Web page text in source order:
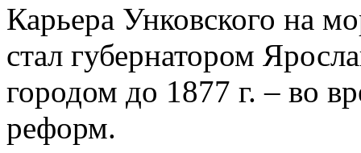
Карьера Унковского на
стал губернатором
городом до 1877 г. – во
реформ.